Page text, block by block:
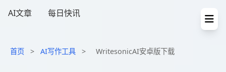
AI文章 每日快讯
首页 > AI写作工具 > WritesonicAI安卓版下载